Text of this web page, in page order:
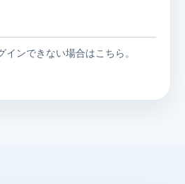
インできない場合はこちら。